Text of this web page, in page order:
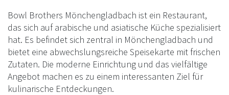
Bowl Brothers Mönchengladbach ist ein Restaurant,
das sich auf arabische und asiatische Küche spezialisiert
hat. Es befindet sich zentral in Mönchengladbach und
bietet eine abwechslungsreiche Speisekarte mit frischen
Zutaten. Die moderne Einrichtung und das vielfältige
Angebot machen es zu einem interessanten Ziel für
kulinarische Entdeckungen.